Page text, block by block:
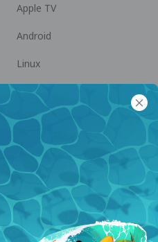
Apple TV
Android
Linux
Android TV
協力
アフィリエイトになる